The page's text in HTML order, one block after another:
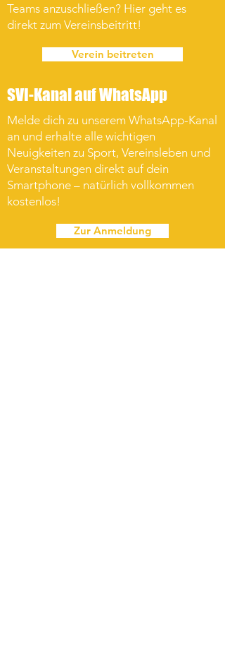
Teams anzuschließen? Hier geht es
direkt zum Vereinsbeitritt!
Verein beitreten
SVI-Kanal auf WhatsApp
Melde dich zu unserem WhatsApp-Kanal
an und erhalte alle wichtigen
Neuigkeiten zu Sport, Vereinsleben und
Veranstaltungen direkt auf dein
Smartphone – natürlich vollkommen
kostenlos!
Zur Anmeldung